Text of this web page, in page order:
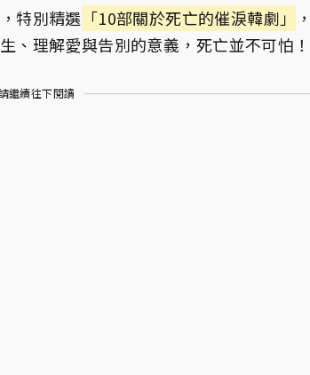
特別精選 「10部關於死亡的催淚韓劇」
，
、理解愛與告別的意義，死亡並不可怕！
繼續往下閱讀